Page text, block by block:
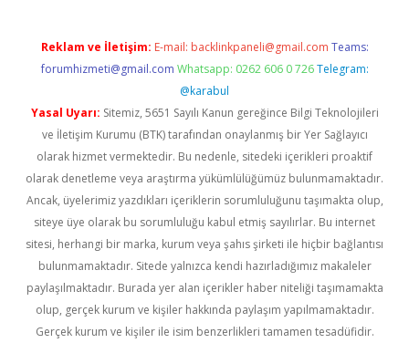
Reklam ve İletişim: E-mail: backlinkpaneli@gmail.com Teams:
forumhizmeti@gmail.com Whatsapp: 0262 606 0 726 Telegram:
@karabul
Yasal Uyarı: Sitemiz, 5651 Sayılı Kanun gereğince Bilgi Teknolojileri
ve İletişim Kurumu (BTK) tarafından onaylanmış bir Yer Sağlayıcı
olarak hizmet vermektedir. Bu nedenle, sitedeki içerikleri proaktif
olarak denetleme veya araştırma yükümlülüğümüz bulunmamaktadır.
Ancak, üyelerimiz yazdıkları içeriklerin sorumluluğunu taşımakta olup,
siteye üye olarak bu sorumluluğu kabul etmiş sayılırlar. Bu internet
sitesi, herhangi bir marka, kurum veya şahıs şirketi ile hiçbir bağlantısı
bulunmamaktadır. Sitede yalnızca kendi hazırladığımız makaleler
paylaşılmaktadır. Burada yer alan içerikler haber niteliği taşımamakta
olup, gerçek kurum ve kişiler hakkında paylaşım yapılmamaktadır.
Gerçek kurum ve kişiler ile isim benzerlikleri tamamen tesadüfidir.